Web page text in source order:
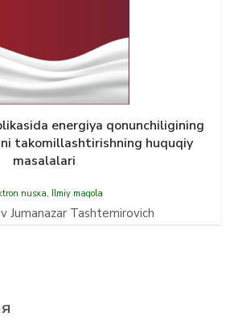
energiya qonunchiligining
takomillashtirishning huquqiy
masalalari
nusxa, Ilmiy maqola
Jumanazar Tashtemirovich